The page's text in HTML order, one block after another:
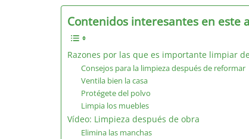
Contenidos interesantes en este
Razones por las que es importante limpiar
Consejos para la limpieza después de reformar
Ventila bien la casa
Protégete del polvo
Limpia los muebles
Vídeo: Limpieza después de obra
Elimina las manchas